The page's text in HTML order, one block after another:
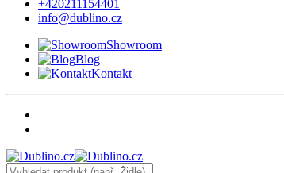
+420211154401
info@dublino.cz
Showroom
Blog
Kontakt